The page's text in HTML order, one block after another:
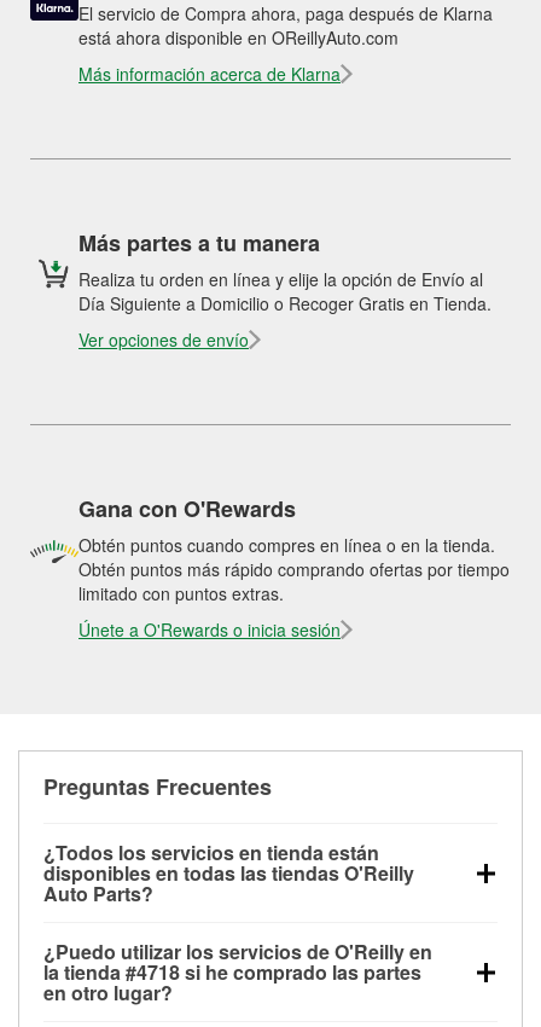
El servicio de Compra ahora, paga después de Klarna
está ahora disponible en OReillyAuto.com
Más información acerca de Klarna
Más partes a tu manera
Realiza tu orden en línea y elije la opción de Envío al
Día Siguiente a Domicilio o Recoger Gratis en Tienda.
Ver opciones de envío
Gana con O'Rewards
Obtén puntos cuando compres en línea o en la tienda.
Obtén puntos más rápido comprando ofertas por tiempo
limitado con puntos extras.
Únete a O'Rewards o inicia sesión
Preguntas Frecuentes
¿Todos los servicios en tienda están
disponibles en todas las tiendas O'Reilly
Auto Parts?
las pruebas de batería, pruebas de alternador y
motor de arranque, revisión de la luz “Check Engine”
con O'Reilly VeriScan® e instalación de
¿Puedo utilizar los servicios de O'Reilly en
la tienda #4718 si he comprado las partes
en otro lugar?